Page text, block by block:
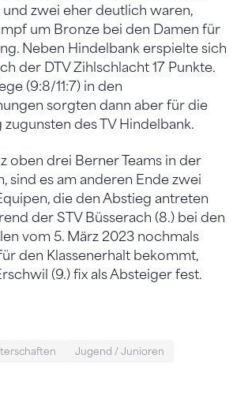
und zwei eher deutlich waren,
um Bronze bei den Damen für
Neben Hindelbank erspielte sich
der DTV Zihlschlacht 17 Punkte.
(9:8/11:7) in den
sorgten dann aber für die
des TV Hindelbank.
oben drei Berner Teams in der
sind es am anderen Ende zwei
die den Abstieg antreten
der STV Büsserach (8.) bei den
vom 5. März 2023 nochmals
den Klassenerhalt bekommt,
(9.) fix als Absteiger fest.
Jugend / Junioren